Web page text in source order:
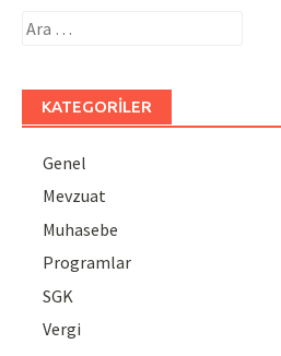
Arama:
KATEGORILER
Genel
Mevzuat
Muhasebe
Programlar
SGK
Vergi